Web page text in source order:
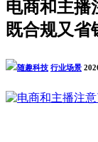
电商和主播
既合规又省
随趣科技 行业场景